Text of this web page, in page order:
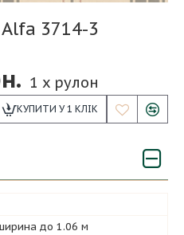
3714-3
1 x рулон
КУПИТИ У 1 КЛІК
до 1.06 м